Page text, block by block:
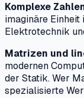
Komplexe
imaginäre Einheit
Elektrotechnik
Matrizen und
modernen
der Statik. Wer
spezialisierte